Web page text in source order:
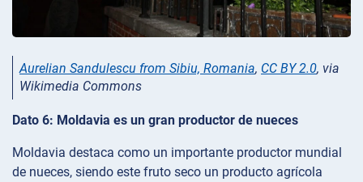
Aurelian Sandulescu from Sibiu, Romania, CC BY 2.0, via
Wikimedia Commons
Dato 6: Moldavia es un gran productor de nueces
Moldavia destaca como un importante productor mundial
de nueces, siendo este fruto seco un producto agrícola